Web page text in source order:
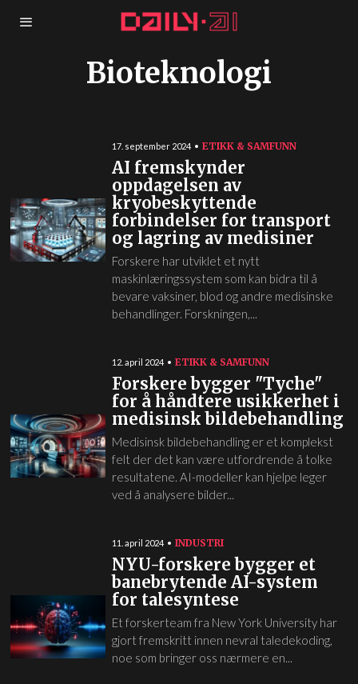
Bioteknologi
17. september 2024 ETIKK & SAMFUNN
AI fremskynder
oppdagelsen av
kryobeskyttende
forbindelser for transport
og lagring av medisiner
Forskere har utviklet et nytt
maskinlæringssystem som kan bidra til å
bevare vaksiner, blod og andre medisinske
behandlinger. Forskningen,...
12. april 2024 ETIKK & SAMFUNN
Forskere bygger "Tyche"
for å håndtere usikkerhet i
medisinsk bildebehandling
Medisinsk bildebehandling er et komplekst
felt der det kan være utfordrende å tolke
resultatene. AI-modeller kan hjelpe leger
ved å analysere bilder...
11. april 2024 INDUSTRI
NYU-forskere bygger et
banebrytende AI-system
for talesyntese
Et forskerteam fra New York University har
gjort fremskritt innen nevral taledekoding,
noe som bringer oss nærmere en...